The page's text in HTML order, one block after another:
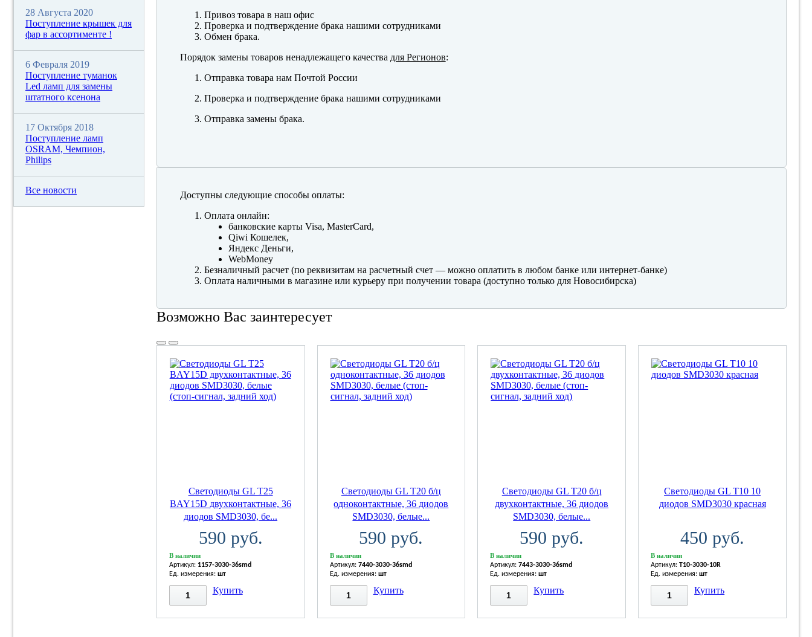
Привоз товара в наш офис
Проверка и подтверждение брака нашими сотрудниками
Обмен брака.
Порядок замены товаров ненадлежащего качества для Регионов:
Отправка товара нам Почтой России
Проверка и подтверждение брака нашими сотрудниками
Отправка замены брака.
Доступны следующие способы оплаты:
Оплата онлайн:
банковские карты Visa, MasterCard,
Qiwi Кошелек,
Яндекс Деньги,
WebMoney
Безналичный расчет (по реквизитам на расчетный счет — можно оплатить в любом банке или интернет-банке)
Оплата наличными в магазине или курьеру при получении товара (доступно только для Новосибирска)
Возможно Вас заинтересует
Светодиоды GL T25
BAY15D двухконтактные, 36
диодов SMD3030, бе...
590 руб.
В наличии
Артикул: 1157-3030-36smd
Ед. измерения: шт
Купить
Светодиоды GL T20 б/ц
одноконтактные, 36 диодов
SMD3030, белые...
590 руб.
В наличии
Артикул: 7440-3030-36smd
Ед. измерения: шт
Купить
Светодиоды GL T20 б/ц
двухконтактные, 36 диодов
SMD3030, белые...
590 руб.
В наличии
Артикул:7443-3030-36smd
Ед. измерения:шт
Купить
Светодиоды GL T10 10
диодов SMD3030 красная
450 руб.
В наличии
Артикул:T10-3030-10R
Ед. измерения:шт
Купить
28 Августа 2020
Поступление крышек для
фар в ассортименте !
6 Февраля 2019
Поступление туманок
Led ламп для замены
штатного ксенона
17 Октября 2018
Поступление ламп
OSRAM, Чемпион,
Philips
Все новости